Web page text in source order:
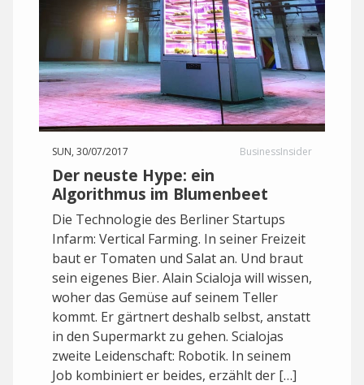
SUN, 30/07/2017 BusinessInsider
Der neuste Hype: ein
Algorithmus im Blumenbeet
Die Technologie des Berliner Startups
Infarm: Vertical Farming. In seiner Freizeit
baut er Tomaten und Salat an. Und braut
sein eigenes Bier. Alain Scialoja will wissen,
woher das Gemüse auf seinem Teller
kommt. Er gärtnert deshalb selbst, anstatt
in den Supermarkt zu gehen. Scialojas
zweite Leidenschaft: Robotik. In seinem
Job kombiniert er beides, erzählt der […]